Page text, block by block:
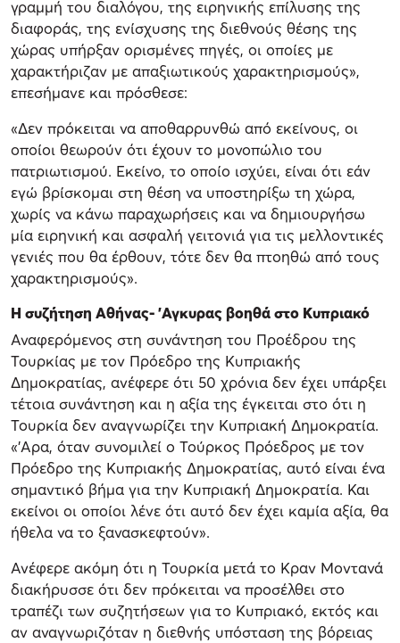
γραμμή του διαλόγου, της ειρηνικής επίλυσης της
διαφοράς, της ενίσχυσης της διεθνούς θέσης της
χώρας υπήρξαν ορισμένες πηγές, οι οποίες με
χαρακτήριζαν με απαξιωτικούς χαρακτηρισμούς»,
επεσήμανε και πρόσθεσε:
«Δεν πρόκειται να αποθαρρυνθώ από εκείνους, οι
οποίοι θεωρούν ότι έχουν το μονοπώλιο του
πατριωτισμού. Εκείνο, το οποίο ισχύει, είναι ότι εάν
εγώ βρίσκομαι στη θέση να υποστηρίξω τη χώρα,
χωρίς να κάνω παραχωρήσεις και να δημιουργήσω
μία ειρηνική και ασφαλή γειτονιά για τις μελλοντικές
γενιές που θα έρθουν, τότε δεν θα πτοηθώ από τους
χαρακτηρισμούς».
Η συζήτηση Αθήνας- 'Αγκυρας βοηθά στο Κυπριακό
Αναφερόμενος στη συνάντηση του Προέδρου της
Τουρκίας με τον Πρόεδρο της Κυπριακής
Δημοκρατίας, ανέφερε ότι 50 χρόνια δεν έχει υπάρξει
τέτοια συνάντηση και η αξία της έγκειται στο ότι η
Τουρκία δεν αναγνωρίζει την Κυπριακή Δημοκρατία.
«'Αρα, όταν συνομιλεί ο Τούρκος Πρόεδρος με τον
Πρόεδρο της Κυπριακής Δημοκρατίας, αυτό είναι ένα
σημαντικό βήμα για την Κυπριακή Δημοκρατία. Και
εκείνοι οι οποίοι λένε ότι αυτό δεν έχει καμία αξία, θα
ήθελα να το ξανασκεφτούν».
Ανέφερε ακόμη ότι η Τουρκία μετά το Κραν Μοντανά
διακήρυσσε ότι δεν πρόκειται να προσέλθει στο
τραπέζι των συζητήσεων για το Κυπριακό, εκτός και
αν αναγνωριζόταν η διεθνής υπόσταση της βόρειας